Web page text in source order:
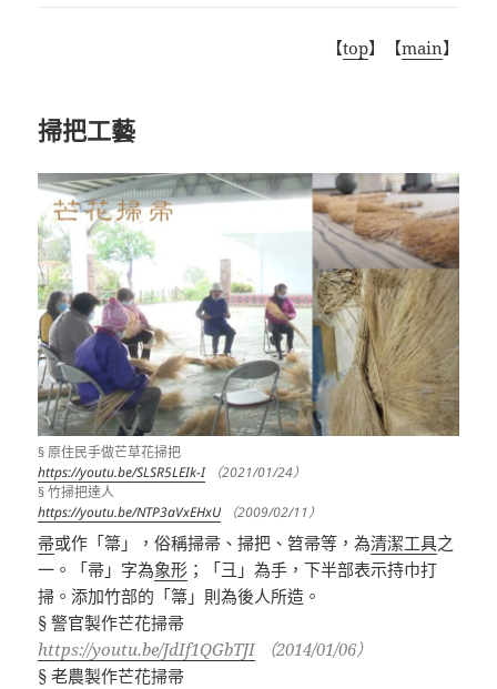
【top】【main】
掃把工藝
§ 原住民手做芒草花掃把
https://youtu.be/SLSR5LEIk-I（2021/01/24）
§ 竹掃把達人
https://youtu.be/NTP3aVxEHxU （2009/02/11）
帚或作「箒」，俗稱掃帚、掃把、笤帚等，為清潔工具之
一。
「帚」字為象形 ；「彐」為手，下半部表示持巾打
掃。添加竹部的「箒」則為後人所造。
§警官製作芒花掃帚
https://youtu.be/JdIf1QGbTJI
（2014/01/06）
§老農製作芒花掃帚